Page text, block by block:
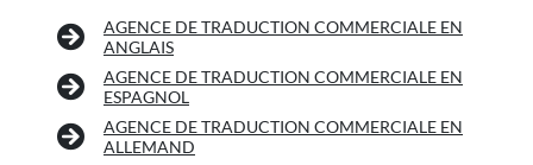
AGENCE DE TRADUCTION COMMERCIALE EN
ANGLAIS
AGENCE DE TRADUCTION COMMERCIALE EN
ESPAGNOL
AGENCE DE TRADUCTION COMMERCIALE EN
ALLEMAND